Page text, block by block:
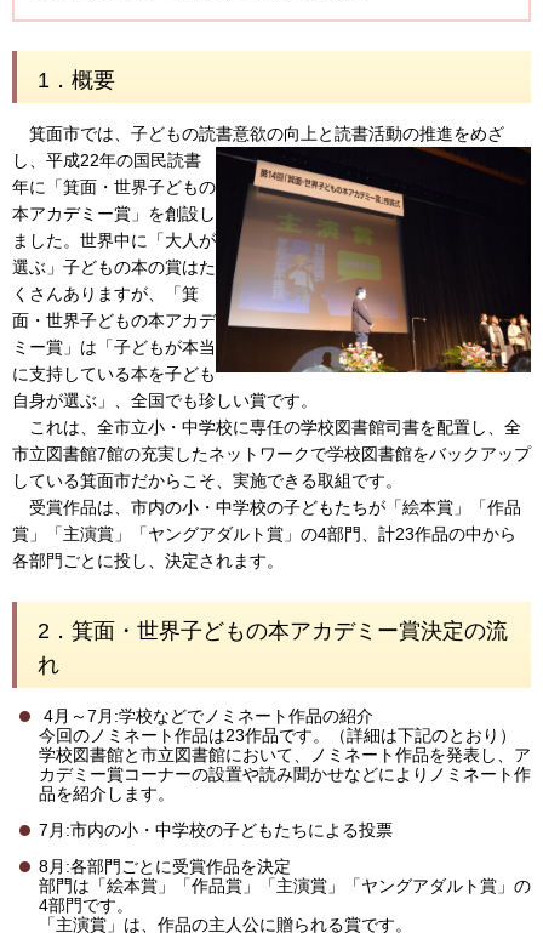
1．概要
箕面市では、子どもの読書意欲の向上と読書活動の推進をめざ
し、平成22年の国民読書
年に「箕面・世界子どもの
本アカデミー賞」を創設し
ました。世界中に「大人が
選ぶ」子どもの本の賞はた
くさんありますが、「箕
面・世界子どもの本アカデ
ミー賞」は「子どもが本当
に支持している本を子ども
自身が選ぶ」、全国でも珍しい賞です。
これは、全市立小・中学校に専任の学校図書館司書を配置し、全
市立図書館7館の充実したネットワークで学校図書館をバックアップ
している箕面市だからこそ、実施できる取組です。
受賞作品は、市内の小・中学校の子どもたちが「絵本賞」「作品
賞」「主演賞」「ヤングアダルト賞」の4部門、計23作品の中から
各部門ごとに投し、決定されます。
2．箕面・世界子どもの本アカデミー賞決定の流
れ
4月～7月:学校などでノミネート作品の紹介
今回のノミネート作品は23作品です。（詳細は下記のとおり）
学校図書館と市立図書館において、ノミネート作品を発表し、ア
カデミー賞コーナーの設置や読み聞かせなどによりノミネート作
品を紹介します。
7月:市内の小・中学校の子どもたちによる投票
8月:各部門ごとに受賞作品を決定
部門は「絵本賞」「作品賞」「主演賞」「ヤングアダルト賞」の
4部門です。
「主演賞」は、作品の主人公に贈られる賞です。